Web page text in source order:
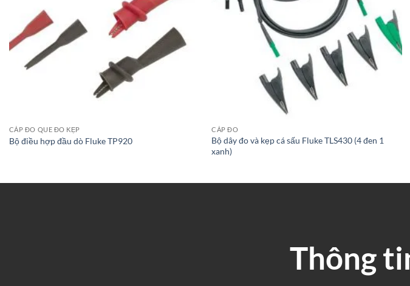
CÁP ĐO QUE ĐO KẸP
Bộ điều hợp đầu dò Fluke TP920
CÁP ĐO
Bộ dây đo và kẹp cá sấu Fluke TLS430 (4 đen 1
xanh)
Thông